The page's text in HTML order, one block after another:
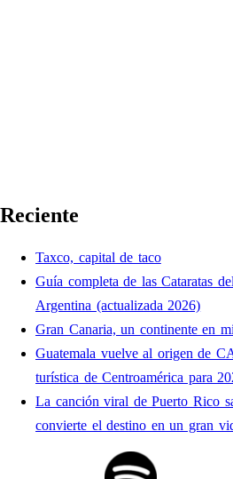
Reciente
Taxco, capital de taco
Guía completa de las Cataratas
Argentina (actualizada 2026)
Gran Canaria, un continente en
Guatemala vuelve al origen de
turística de Centroamérica para
La canción viral de Puerto Rico
convierte el destino en un gran